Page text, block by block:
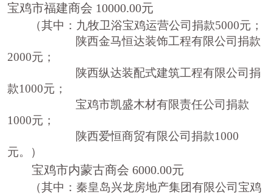
宝鸡市福建商会 10000.00元
（其中：九牧卫浴宝鸡运营公司捐款5000元；
陕西金马恒达装饰工程有限公司捐款
2000元；
陕西纵达装配式建筑工程有限公司捐
款1000元；
宝鸡市凯盛木材有限责任公司捐款
1000元；
陕西爱恒商贸有限公司捐款1000
元。）
宝鸡市内蒙古商会 6000.00元
（其中： 秦皇岛兴龙房地产集团有限公司宝鸡